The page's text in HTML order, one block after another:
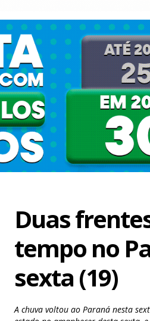
Duas
tempo no
sexta (19)
A chuva voltou ao Paraná nesta